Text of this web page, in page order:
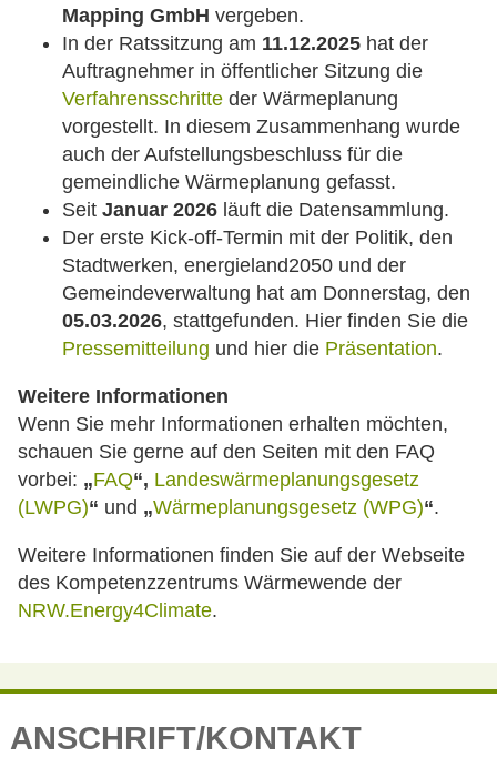
Mapping GmbH vergeben.
In der Ratssitzung am 11.12.2025 hat der
Auftragnehmer in öffentlicher Sitzung die
Verfahrensschritte der Wärmeplanung
vorgestellt. In diesem Zusammenhang wurde
auch der Aufstellungsbeschluss für die
gemeindliche Wärmeplanung gefasst.
Seit Januar 2026 läuft die Datensammlung.
Der erste Kick-off-Termin mit der Politik, den
Stadtwerken, energieland2050 und der
Gemeindeverwaltung hat am Donnerstag, den
05.03.2026, stattgefunden. Hier finden Sie die
Pressemitteilung und hier die Präsentation.
Weitere Informationen
Wenn Sie mehr Informationen erhalten möchten,
schauen Sie gerne auf den Seiten mit den FAQ
vorbei: „FAQ“, Landeswärmeplanungsgesetz
(LWPG)“ und „Wärmeplanungsgesetz (WPG)“.
Weitere Informationen finden Sie auf der Webseite
des Kompetenzzentrums Wärmewende der
NRW.Energy4Climate.
ANSCHRIFT/KONTAKT